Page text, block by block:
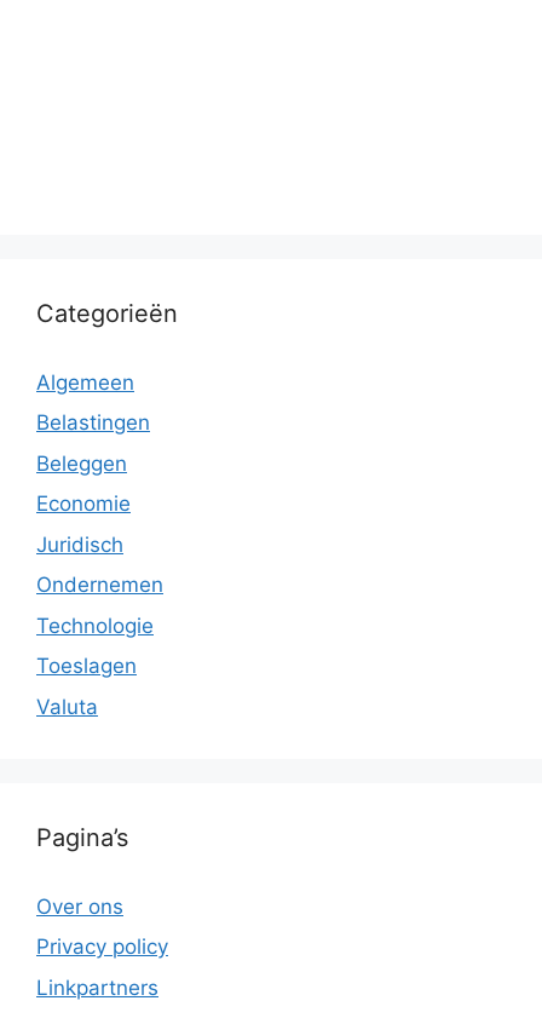
Categorieën
Algemeen
Belastingen
Beleggen
Economie
Juridisch
Ondernemen
Technologie
Toeslagen
Valuta
Pagina’s
Over ons
Privacy policy
Linkpartners